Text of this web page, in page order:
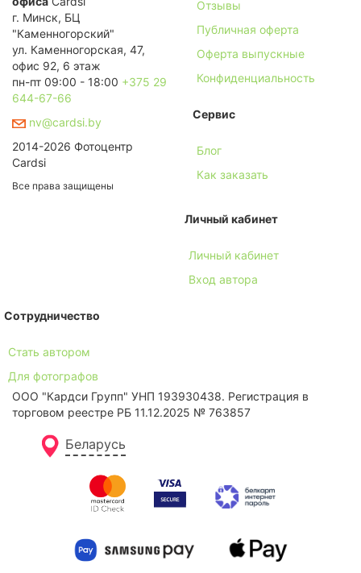
г. Минск, БЦ
"Каменногорский"
ул. Каменногорская, 47,
офис 92, 6 этаж
пн-пт 09:00 - 18:00 +375 29
644-67-66
nv@cardsi.by
2014-2026 Фотоцентр
Cardsi
Все права защищены
Отзывы
Публичная оферта
Оферта выпускные
Конфиденциальность
Сервис
Блог
Как заказать
Личный кабинет
Личный кабинет
Вход автора
Сотрудничество
Стать автором
Для фотографов
ООО "Кардси Групп" УНП 193930438. Региcтрация в
торговом реестре РБ 11.12.2025 № 763857
Беларусь